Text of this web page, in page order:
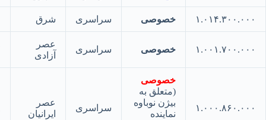
خصوصی سراسری
خصوصی سراسری
خصوصی
(متعلق به
بیژن نوباوه
نماینده
سراسری
ایرانیان